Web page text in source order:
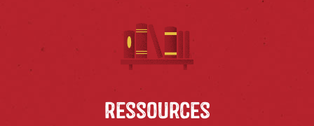
Ressources